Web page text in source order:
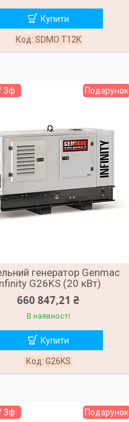
Купити
SDMO T12K
3ф Подарунок
генератор Genmac
G26KS (20 кВт)
660 847,21 ₴
В наявності
Купити
G26KS
3ф Подарунок